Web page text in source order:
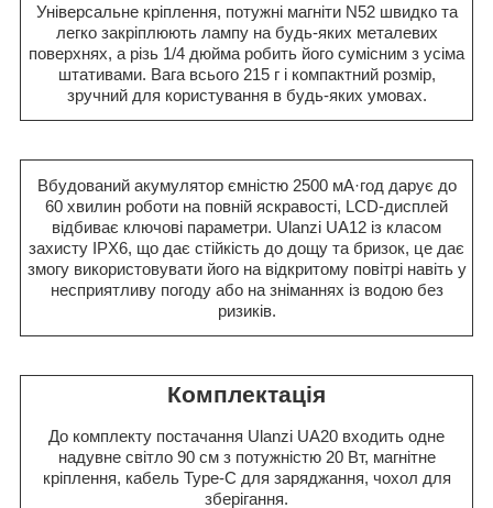
Універсальне кріплення, потужні магніти N52 швидко та
легко закріплюють лампу на будь-яких металевих
поверхнях, а різь 1/4 дюйма робить його сумісним з усіма
штативами. Вага всього 215 г і компактний розмір,
зручний для користування в будь-яких умовах.
Вбудований акумулятор ємністю 2500 мА·год дарує до
60 хвилин роботи на повній яскравості, LCD-дисплей
відбиває ключові параметри. Ulanzi UA12 із класом
захисту IPX6, що дає стійкість до дощу та бризок, це дає
змогу використовувати його на відкритому повітрі навіть у
несприятливу погоду або на зніманнях із водою без
ризиків.
Комплектація
До комплекту постачання Ulanzi UA20 входить одне
надувне світло 90 см з потужністю 20 Вт, магнітне
кріплення, кабель Type-C для заряджання, чохол для
зберігання.